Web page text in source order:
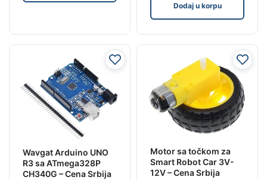
Dodaj u korpu
Wavgat Arduino UNO
R3 sa ATmega328P
CH340G – Cena Srbija
Motor sa točkom za
Smart Robot Car 3V-
12V – Cena Srbija